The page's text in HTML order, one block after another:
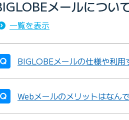
メールについ
一覧を表示
BIGLOBEメールの仕様や利
Webメールのメリットはなん